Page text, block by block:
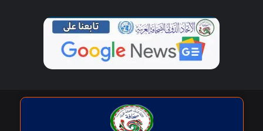
حقوق النشر © | جميع الحقوق محفوظة للاتحاد الدولى للصحافة العربية
2026